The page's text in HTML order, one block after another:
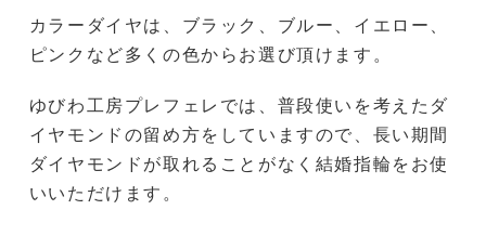
カラーダイヤは、ブラック、ブルー、イエロー、
ピンクなど多くの色からお選び頂けます。
ゆびわ工房プレフェレでは、普段使いを考えたダ
イヤモンドの留め方をしていますので、長い期間
ダイヤモンドが取れることがなく結婚指輪をお使
いいただけます。